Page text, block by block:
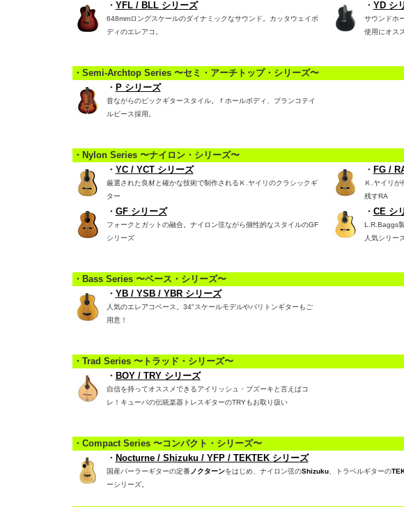
・ YFL / BLL シリーズ
648mmロングスケールのダイナミックなサウンド。カッタウェイボ
ディのエレアコ。
・ YD シ
サウンドホ
使用にオス
・Semi-Archtop Series 〜セミ・アーチトップ・シリーズ〜
・ P シリーズ
昔ながらのピックギタースタイル。ｆホールボディ、ブランコテイ
ルピース採用。
・Nylon Series 〜ナイロン・シリーズ〜
・ YC / YCT シリーズ
厳選された良材と確かな技術で制作されるＫ.ヤイリのクラシックギ
ター
・ FG /
Ｋ.ヤイリが
残すRA
・ GF シリーズ
フォークとガットの融合。ナイロン弦ながら個性的なスタイルのGF
シリーズ
・ CE シ
L.R.Baggs
人気シリーズ
・Bass Series 〜ベース・シリーズ〜
・ YB / YSB / YBR シリーズ
人気のエレアコベース。34"スケールモデルやバリトンギターもご
用意！
・Trad Series 〜トラッド・シリーズ〜
・ BOY / TRY シリーズ
自信を持ってオススメできるアイリッシュ・ブズーキと言えばコ
レ！キューバの伝統楽器トレスギターのTRYもお取り扱い
・Compact Series 〜コンパクト・シリーズ〜
・ Nocturne / Shizuku / YFP / TEKTEK シリーズ
国産パーラーギターの定番ノクターンをはじめ、ナイロン弦のShizuku、トラベルギターの
ーシリーズ。